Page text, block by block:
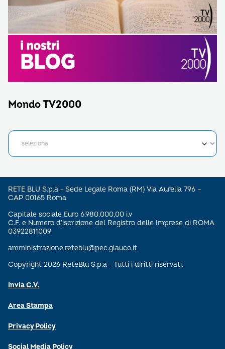
Mondo TV2000
RETE BLU S.p.a - Sede Legale Roma (RM) Via Aurelia 796 –
CAP 00165 Roma
Capitale sociale Euro 6.980.000,00 i.v
C.F. e Numero d’iscrizione del Registro delle Imprese di ROMA
03922811009
amministrazione.reteblu@pec.glauco.it
Copyright 2026 ReteBlu S.p.a - Tutti i diritti riservati.
Invia C.V.
Area Stampa
Privacy Policy
Social Media Policy